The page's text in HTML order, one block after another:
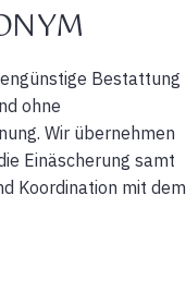
Bestattung
ohne
Wir übernehmen
Einäscherung samt
Koordination mit dem